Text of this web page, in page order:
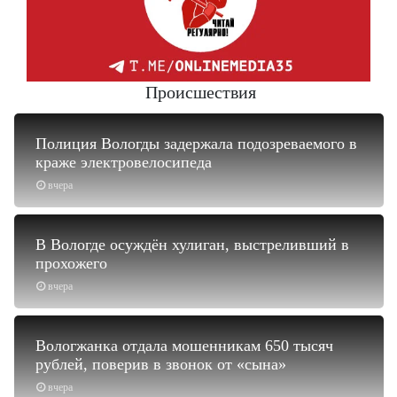
Происшествия
вчера
Полиция Вологды задержала подозреваемого в
краже электровелосипеда
вчера
В Вологде осуждён хулиган, выстреливший в
прохожего
вчера
Вологжанка отдала мошенникам 650 тысяч
рублей, поверив в звонок от «сына»